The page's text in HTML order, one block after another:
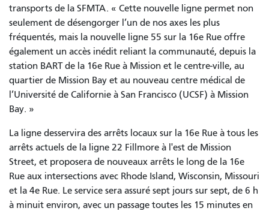
transports de la SFMTA. « Cette nouvelle ligne permet non
seulement de désengorger l’un de nos axes les plus
fréquentés, mais la nouvelle ligne 55 sur la 16e Rue offre
également un accès inédit reliant la communauté, depuis la
station BART de la 16e Rue à Mission et le centre-ville, au
quartier de Mission Bay et au nouveau centre médical de
l’Université de Californie à San Francisco (UCSF) à Mission
Bay. »
La ligne desservira des arrêts locaux sur la 16e Rue à tous les
arrêts actuels de la ligne 22 Fillmore à l'est de Mission
Street, et proposera de nouveaux arrêts le long de la 16e
Rue aux intersections avec Rhode Island, Wisconsin, Missouri
et la 4e Rue. Le service sera assuré sept jours sur sept, de 6 h
à minuit environ, avec un passage toutes les 15 minutes en